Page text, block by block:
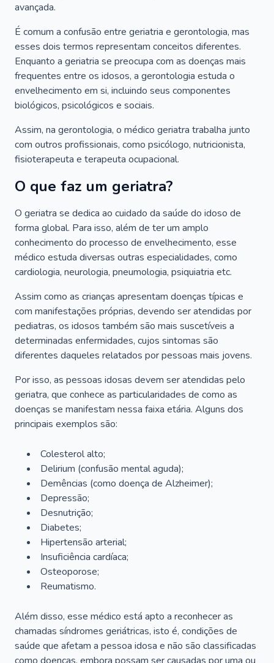
avançada.
É comum a confusão entre geriatria e gerontologia, mas
esses dois termos representam conceitos diferentes.
Enquanto a geriatria se preocupa com as doenças mais
frequentes entre os idosos, a gerontologia estuda o
envelhecimento em si, incluindo seus componentes
biológicos, psicológicos e sociais.
Assim, na gerontologia, o médico geriatra trabalha junto
com outros profissionais, como psicólogo, nutricionista,
fisioterapeuta e terapeuta ocupacional.
O que faz um geriatra?
O geriatra se dedica ao cuidado da saúde do idoso de
forma global. Para isso, além de ter um amplo
conhecimento do processo de envelhecimento, esse
médico estuda diversas outras especialidades, como
cardiologia, neurologia, pneumologia, psiquiatria etc.
Assim como as crianças apresentam doenças típicas e
com manifestações próprias, devendo ser atendidas por
pediatras, os idosos também são mais suscetíveis a
determinadas enfermidades, cujos sintomas são
diferentes daqueles relatados por pessoas mais jovens.
Por isso, as pessoas idosas devem ser atendidas pelo
geriatra, que conhece as particularidades de como as
doenças se manifestam nessa faixa etária. Alguns dos
principais exemplos são:
Colesterol alto;
Delirium (confusão mental aguda);
Demências (como doença de Alzheimer);
Depressão;
Desnutrição;
Diabetes;
Hipertensão arterial;
Insuficiência cardíaca;
Osteoporose;
Reumatismo.
Além disso, esse médico está apto a reconhecer as
chamadas síndromes geriátricas, isto é, condições de
saúde que afetam a pessoa idosa e não são classificadas